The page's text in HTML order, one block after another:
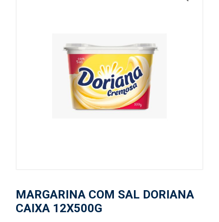
MARGARINA COM SAL DORIANA
CAIXA 12X500G